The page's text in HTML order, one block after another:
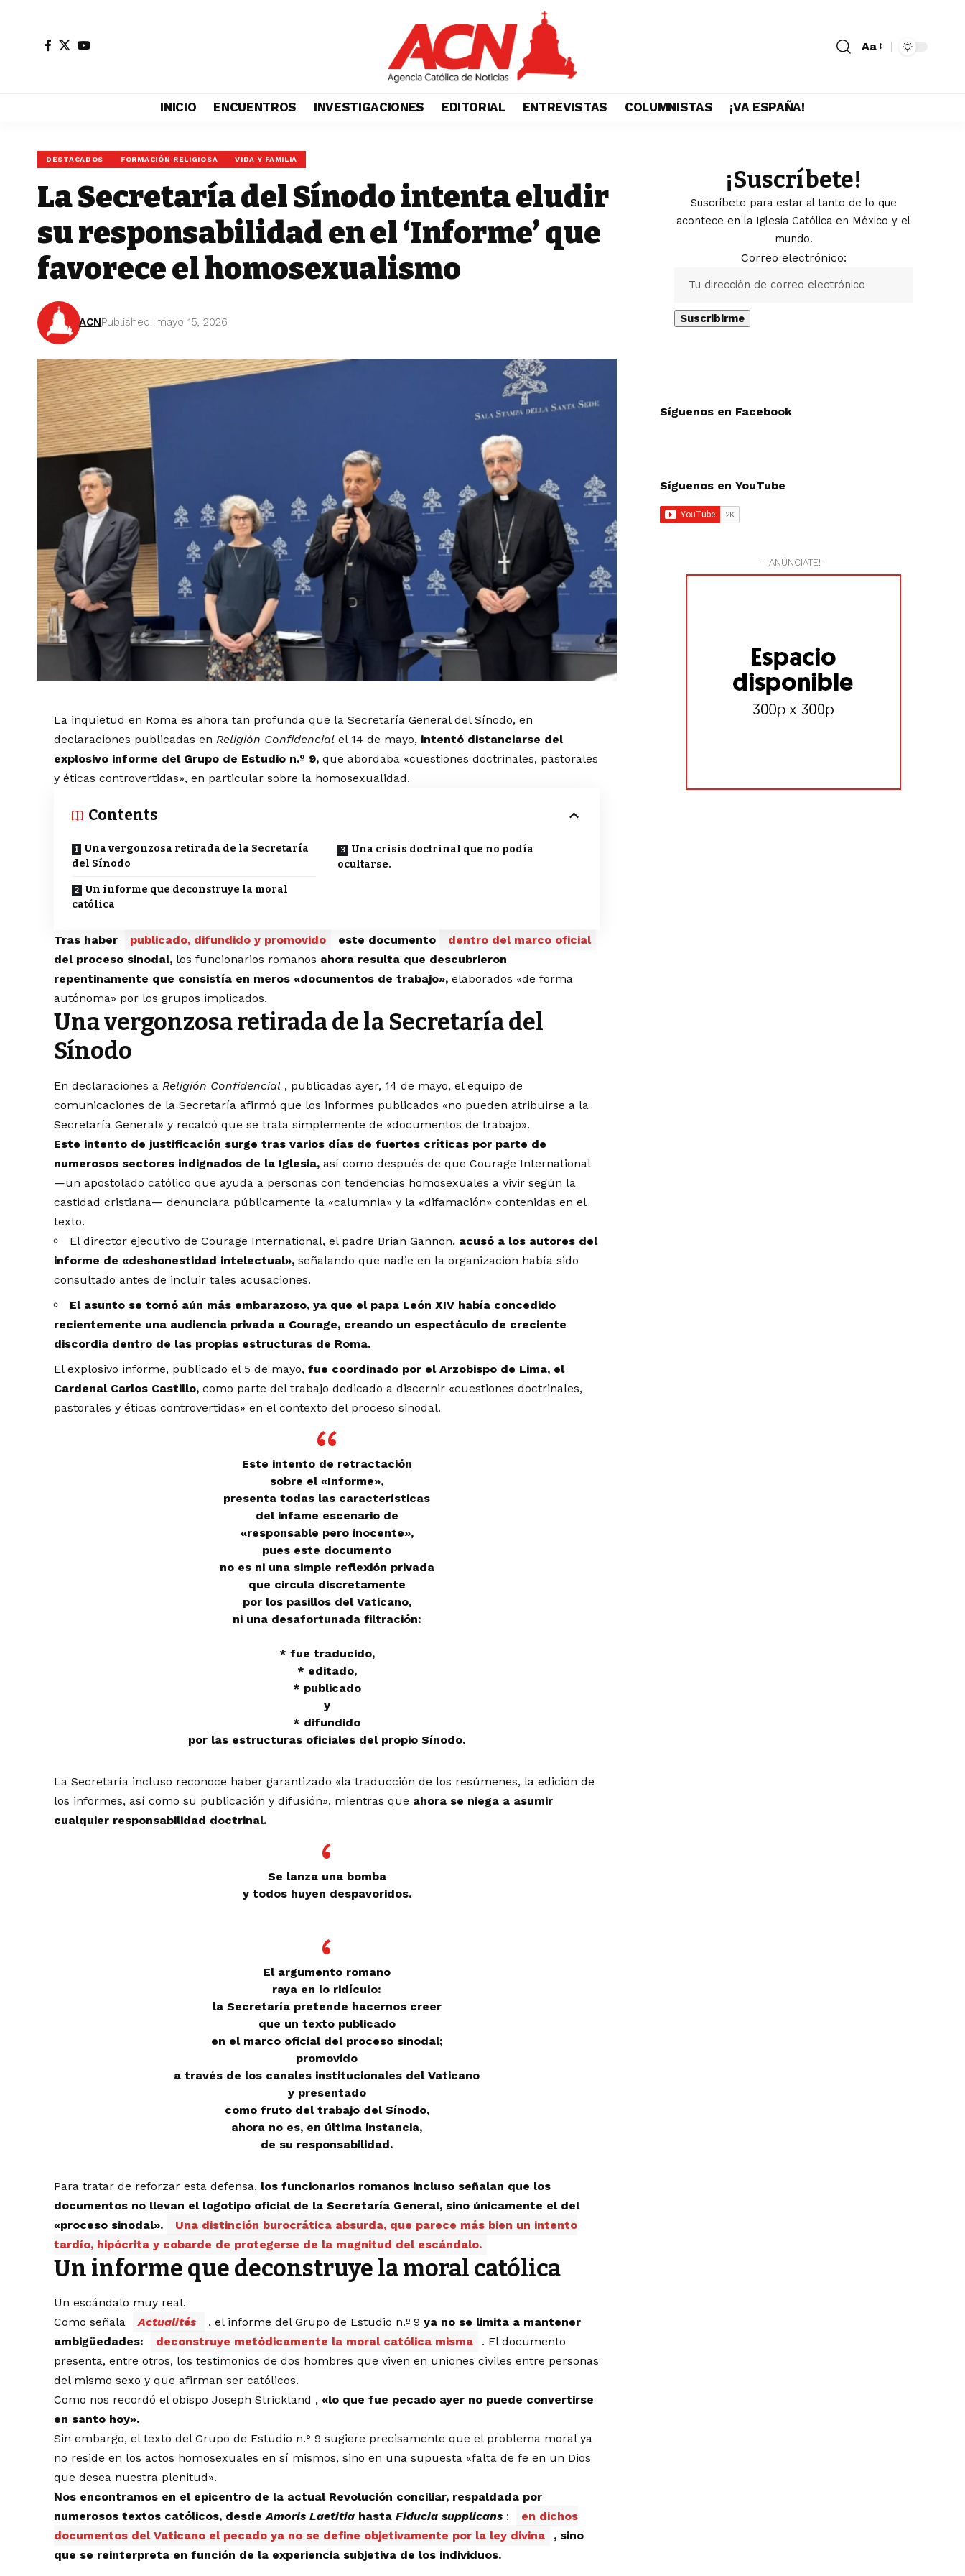
Aa
INICIO ENCUENTROS INVESTIGACIONES EDITORIAL ENTREVISTAS COLUMNISTAS ¡VA ESPAÑA!
DESTACADOS FORMACIÓN RELIGIOSA VIDA Y FAMILIA
La Secretaría del Sínodo intenta eludir
su responsabilidad en el ‘Informe’ que
favorece el homosexualismo
ACNPublished: mayo 15, 2026
La inquietud en Roma es ahora tan profunda que la Secretaría General del Sínodo, en
declaraciones publicadas enReligión Confidencial el 14 de mayo, intentó distanciarse del
explosivo informe del Grupo de Estudio n.º 9, que abordaba «cuestiones doctrinales, pastorales
y éticas controvertidas», en particular sobre la homosexualidad.
Contents
Una vergonzosa retirada de la Secretaría
del Sínodo
Un informe que deconstruye la moral
católica
Una crisis doctrinal que no podía
ocultarse.
Tras haber publicado, difundido y promovido este documento
dentro del marco oficial
del proceso sinodal, los funcionarios romanos ahora resulta que descubrieron
repentinamente que consistía en meros «documentos de trabajo»,elaborados «de forma
autónoma» por los grupos implicados.
Una vergonzosa retirada de la Secretaría del
Sínodo
En declaraciones a Religión Confidencial , publicadas ayer, 14 de mayo, el equipo de
comunicaciones de la Secretaría afirmó que los informes publicados «no pueden atribuirse a la
Secretaría General» y recalcó que se trata simplemente de «documentos de trabajo».
Este intento de justificación surge tras varios días de fuertes críticas por parte de
numerosos sectores indignados de la Iglesia, así como después de que Courage International
—un apostolado católico que ayuda a personas con tendencias homosexuales a vivir según la
castidad cristiana— denunciara públicamente la «calumnia» y la «difamación» contenidas en el
texto.
El director ejecutivo de Courage International, el padre Brian Gannon, acusó a los autores del
informe de «deshonestidad intelectual», señalando que nadie en la organización había sido
consultado antes de incluir tales acusaciones.
El asunto se tornó aún más embarazoso, ya que el papa León XIV había concedido
recientemente una audiencia privada a Courage, creando un espectáculo de creciente
discordia dentro de las propias estructuras de Roma.
El explosivo informe, publicado el 5 de mayo,fue coordinado por el Arzobispo de Lima, el
Cardenal Carlos Castillo,como parte del trabajo dedicado a discernir «cuestiones doctrinales,
pastorales y éticas controvertidas» en el contexto del proceso sinodal.
Este intento de retractación
sobre el «Informe»,
presenta todas las características
del infame escenario de
«responsable pero inocente»,
pues este documento
no es ni una simple reflexión privada
que circula discretamente
por los pasillos del Vaticano,
ni una desafortunada filtración:
* fue traducido,
* editado,
* publicado
y
* difundido
por las estructuras oficiales del propio Sínodo.
La Secretaría incluso reconoce haber garantizado «la traducción de los resúmenes, la edición de
los informes, así como su publicación y difusión», mientras que ahora se niega a asumir
cualquier responsabilidad doctrinal.
Se lanza una bomba
y todos huyen despavoridos.
El argumento romano
raya en lo ridículo:
la Secretaría pretende hacernos creer
que un texto publicado
en el marco oficial del proceso sinodal;
promovido
a través de los canales institucionales del Vaticano
y presentado
como fruto del trabajo del Sínodo,
ahora no es, en última instancia,
de su responsabilidad.
Para tratar de reforzar esta defensa, los funcionarios romanos incluso señalan que los
documentos no llevan el logotipo oficial de la Secretaría General, sino únicamente el del
«proceso sinodal».
Una distinción burocrática absurda, que parece más bien un intento
tardío, hipócrita y cobarde de protegerse de la magnitud del escándalo.
Un informe que deconstruye la moral católica
Un escándalo muy real.
Como señala
Actualités , el informe del Grupo de Estudio n.º 9ya no se limita a mantener
ambigüedades:
deconstruye metódicamente la moral católica misma
. El documento
presenta, entre otros, los testimonios de dos hombres que viven en uniones civiles entre personas
del mismo sexo y que afirman ser católicos.
Como nos recordóel obispo Joseph Strickland , «lo que fue pecado ayer no puede convertirse
en santo hoy».
Sin embargo, el texto del Grupo de Estudio n.° 9 sugiere precisamente que el problema moral ya
no reside en los actos homosexuales en sí mismos, sino en una supuesta «falta de fe en un Dios
que desea nuestra plenitud».
Nos encontramos en el epicentro de la actual Revolución conciliar, respaldada por
numerosos textos católicos, desdeAmoris Laetitia hastaFiducia supplicans :
en dichos
documentos del Vaticano el pecado ya no se define objetivamente por la ley divina
, sino
que se reinterpreta en función de la experiencia subjetiva de los individuos.
¡Suscríbete!
Suscríbete para estar al tanto de lo que
acontece en la Iglesia Católica en México y el
mundo.
Correo electrónico:
Síguenos en Facebook
Síguenos en YouTube
- ¡ANÚNCIATE! -